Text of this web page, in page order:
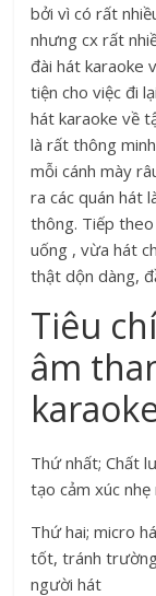
bởi vì có rất
nhưng cx rất
đài hát karaoke
tiện cho việc đi
hát karaoke về
là rất thông
mỗi cánh mày
ra các quán hát
thông. Tiếp
uống , vừa hát
thật dộn dàng,
Tiêu
âm
Thứ nhất; Chất
tạo cảm xúc
Thứ hai; micro
tốt, tránh trường
người hát